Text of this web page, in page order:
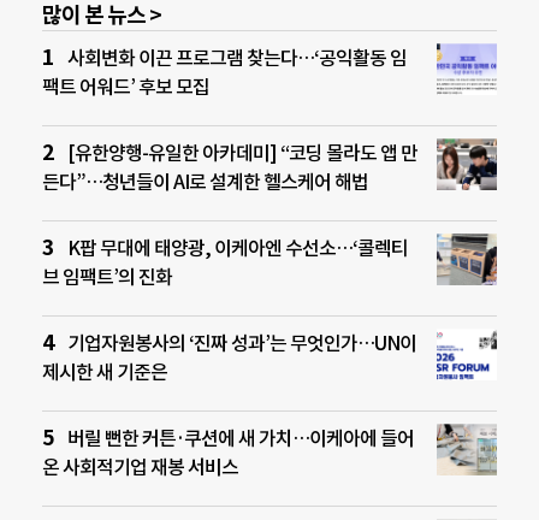
많이 본 뉴스 >
사회변화 이끈 프로그램 찾는다…‘공익활동 임
팩트 어워드’ 후보 모집
[유한양행-유일한 아카데미] “코딩 몰라도 앱 만
든다”…청년들이 AI로 설계한 헬스케어 해법
K팝 무대에 태양광, 이케아엔 수선소…‘콜렉티
브 임팩트’의 진화
기업자원봉사의 ‘진짜 성과’는 무엇인가…UN이
제시한 새 기준은
버릴 뻔한 커튼·쿠션에 새 가치…이케아에 들어
온 사회적기업 재봉 서비스